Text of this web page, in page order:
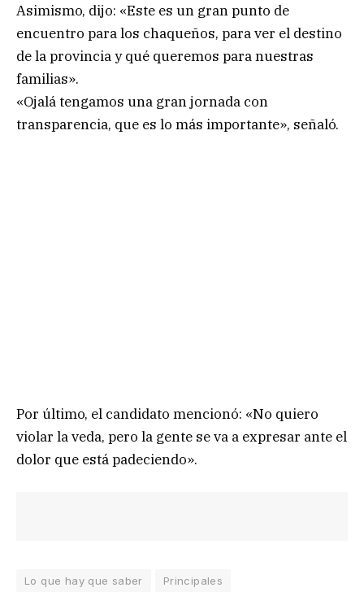
Asimismo, dijo: «Este es un gran punto de
encuentro para los chaqueños, para ver el destino
de la provincia y qué queremos para nuestras
familias».
«Ojalá tengamos una gran jornada con
transparencia, que es lo más importante», señaló.
Por último, el candidato mencionó: «No quiero
violar la veda, pero la gente se va a expresar ante el
dolor que está padeciendo».
Lo que hay que saber Principales